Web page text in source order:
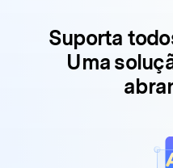
Suporta
Uma